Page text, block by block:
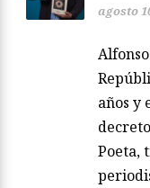
agosto
años y
Poeta,